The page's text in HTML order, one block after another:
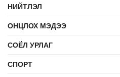
НИЙТЛЭЛ
ОНЦЛОХ МЭДЭЭ
СОЁЛ УРЛАГ
СПОРТ